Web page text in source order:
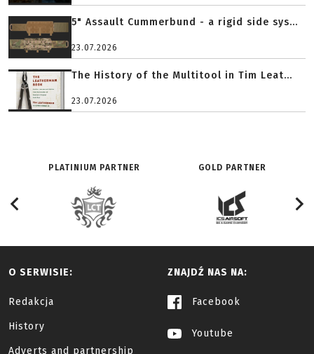
5" Assault Cummerbund - a rigid side sys...
23.07.2026
The History of the Multitool in Tim Leat...
23.07.2026
PLATINIUM PARTNER GOLD PARTNER
O SERWISIE:
Redakcja
History
Adverts and partnership
ZNAJDŹ NAS NA:
Facebook
Youtube